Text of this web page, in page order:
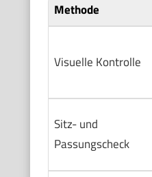
Methode
Visuelle Kontrolle
Sitz- und
Passungscheck